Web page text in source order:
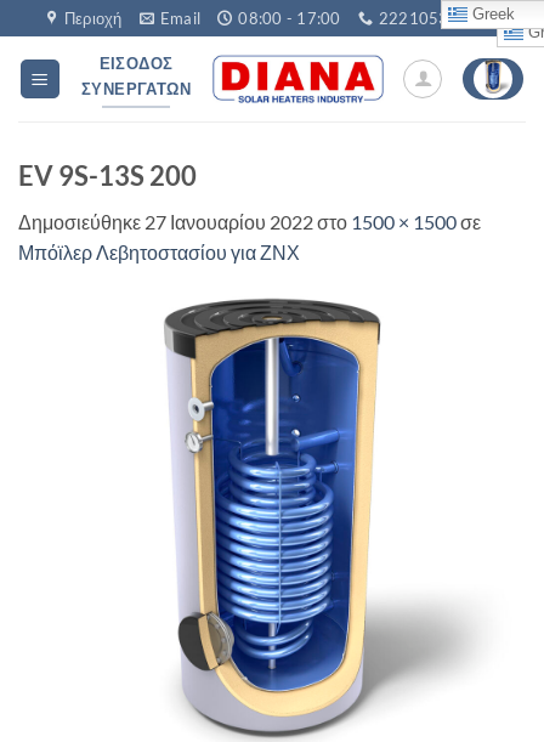
Μετάβαση
στο
περιεχόμενο
Περιοχή Email 08:00 - 17:00 2221053760
ΕΊΣΟΔΟΣ
ΣΥΝΕΡΓΑΤΏΝ
EV 9S-13S 200
Δημοσιεύθηκε 27 Ιανουαρίου 2022στο 1500 × 1500σε
Μπόϊλερ Λεβητοστασίου για ΖΝΧ
Greek